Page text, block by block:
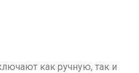
как ручную, так и